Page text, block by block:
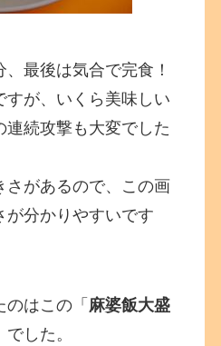
最後は気合で完食！
すが、いくら美味しい
連続攻撃も大変でした
さがあるので、この画
が分かりやすいです
はこの「 麻婆飯大盛
でした。